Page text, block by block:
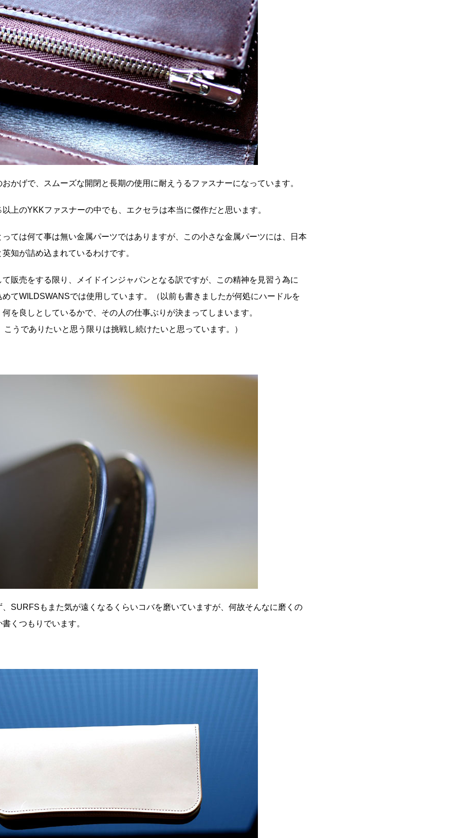
かげで、スムーズな開閉と長期の使用に耐えうるファスナーになっています。
上のYKKファスナーの中でも、エクセラは本当に傑作だと思います。
ては何て事は無い金属パーツではありますが、この小さな金属パーツには、日本
知が詰め込まれているわけです。
て販売をする限り、メイドインジャパンとなる訳ですが、この精神を見習う為に
めてWILDSWANSでは使用しています。（以前も書きましたが何処にハードルを
を良しとしているかで、その人の仕事ぶりが決まってしまいます。
こうでありたいと思う限りは挑戦し続けたいと思っています。）
、SURFSもまた気が遠くなるくらいコバを磨いていますが、何故そんなに磨くの
くつもりでいます。